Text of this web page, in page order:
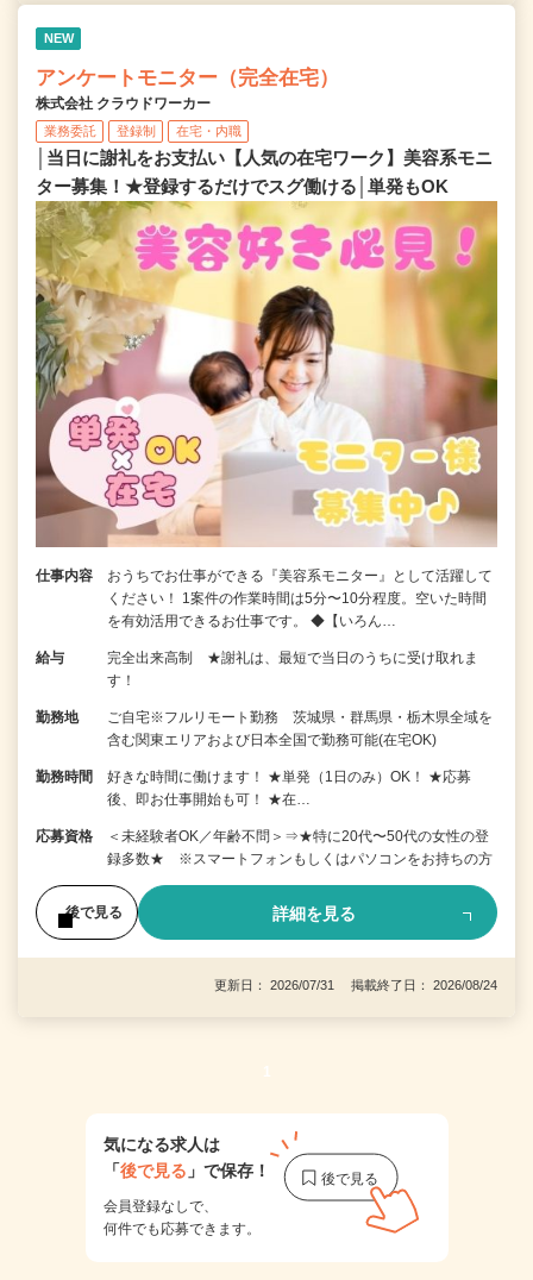
NEW
アンケートモニター（完全在宅）
株式会社 クラウドワーカー
業務委託 登録制 在宅・内職
│当日に謝礼をお支払い【人気の在宅ワーク】美容系モニ
ター募集！★登録するだけでスグ働ける│単発もOK
仕事内容
おうちでお仕事ができる『美容系モニター』として活躍して
ください！ 1案件の作業時間は5分〜10分程度。空いた時間
を有効活用できるお仕事です。 ◆【いろん…
給与
完全出来高制 ★謝礼は、最短で当日のうちに受け取れま
す！
勤務地
ご自宅※フルリモート勤務 茨城県・群馬県・栃木県全域を
含む関東エリアおよび日本全国で勤務可能(在宅OK)
勤務時間
好きな時間に働けます！ ★単発（1日のみ）OK！ ★応募
後、即お仕事開始も可！ ★在…
応募資格
＜未経験者OK／年齢不問＞⇒★特に20代〜50代の女性の登
録多数★ ※スマートフォンもしくはパソコンをお持ちの方
後で見る 詳細を見る
更新日： 2026/07/31 掲載終了日： 2026/08/24
1
気になる求人は
「後で見る 」で保存！
会員登録なしで、
何件でも応募できます。